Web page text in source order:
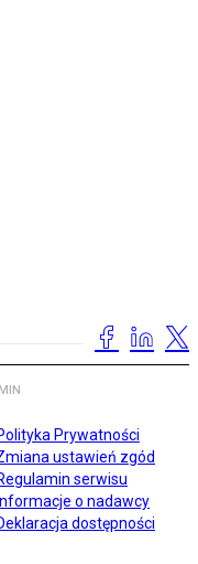
Prywatności
ustawień zgód
serwisu
Informacje o nadawcy
dostępności